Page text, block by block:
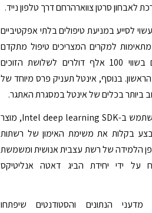
לסייע במניעת טיפולים בלתי אפקטיביים
למקרים המצריכים טיפול מתקדם
יותר. אינטל תעניק במסגרת התחרות פרסים בשווי 100 אלף דולרים לשלושת הזוכים
במקום הראשון. בנוסף, אינטל תעניק פרס מיוחד של
אינטל מאפשרת לכל המשתתפים בתחרות להשתמש ב-Intel deep learning SDK, מוצר
בקלות את משימת האימון של רשתות
הלמידה של רשת עצבית אנושית ומשמשת
על ידי יחידת הביג דאטה אנליטיקס
הנתונים והסטודנטים שיפתחו